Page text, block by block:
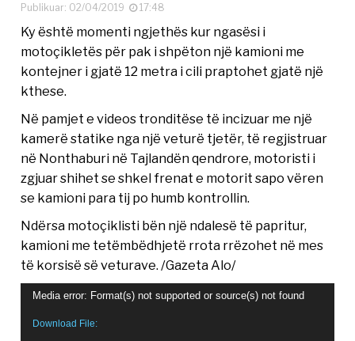
Publikuar: 02/04/2019
17:48
Ky është momenti ngjethës kur ngasësi i
motoçikletës për pak i shpëton një kamioni me
kontejner i gjatë 12 metra i cili praptohet gjatë një
kthese.
Në pamjet e videos tronditëse të incizuar me një
kamerë statike nga një veturë tjetër, të regjistruar
në Nonthaburi në Tajlandën qendrore, motoristi i
zgjuar shihet se shkel frenat e motorit sapo vëren
se kamioni para tij po humb kontrollin.
Ndërsa motoçiklisti bën një ndalesë të papritur,
kamioni me tetëmbëdhjetë rrota rrëzohet në mes
të korsisë së veturave. /Gazeta Alo/
Video
Player
Media error: Format(s) not supported or source(s) not found
Download File: